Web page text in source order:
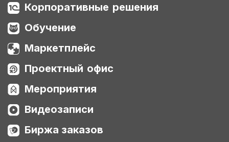
Корпоративные решения
Обучение
Маркетплейс
Проектный офис
Мероприятия
Видеозаписи
Биржа заказов